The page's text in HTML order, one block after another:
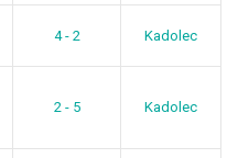
4 - 2 Kadolec
2 - 5 Kadolec